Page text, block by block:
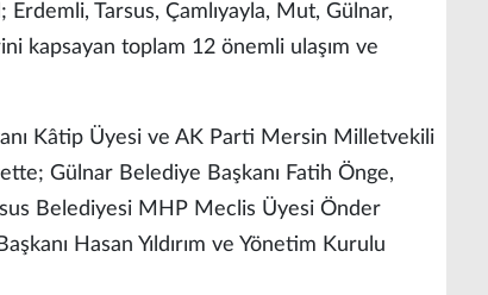
Tarsus, Çamlıyayla, Mut, Gülnar,
kapsayan toplam 12 önemli ulaşım ve
Kâtip Üyesi ve AK Parti Mersin Milletvekili
Gülnar Belediye Başkanı Fatih Önge,
Belediyesi MHP Meclis Üyesi Önder
Hasan Yıldırım ve Yönetim Kurulu